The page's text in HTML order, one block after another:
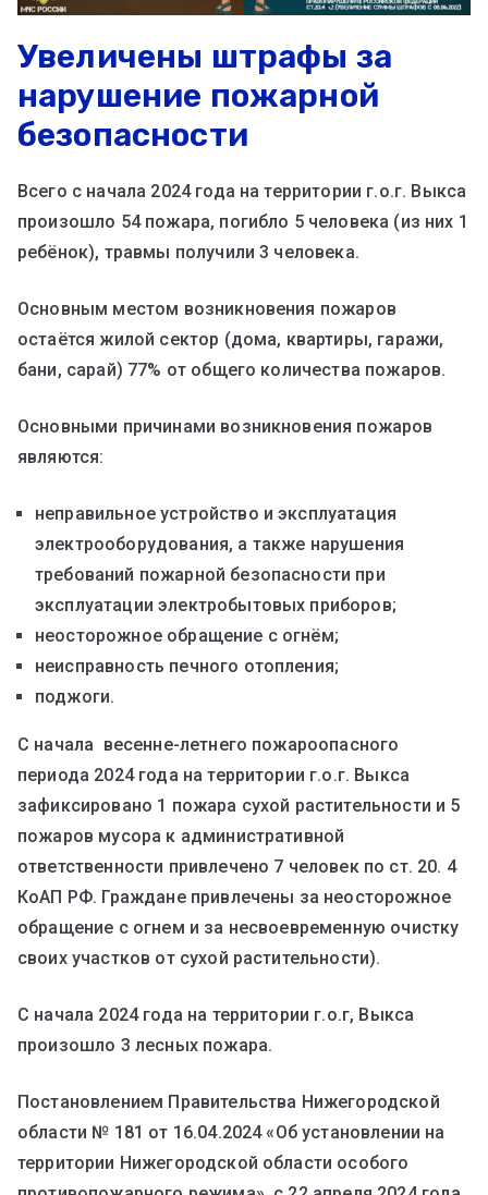
Увеличены штрафы за
нарушение пожарной
безопасности
Всего с начала 2024 года на территории г.о.г. Выкса
произошло 54 пожара, погибло 5 человека (из них 1
ребёнок), травмы получили 3 человека.
Основным местом возникновения пожаров
остаётся жилой сектор (дома, квартиры, гаражи,
бани, сарай) 77% от общего количества пожаров.
Основными причинами возникновения пожаров
являются:
неправильное устройство и эксплуатация
электрооборудования, а также нарушения
требований пожарной безопасности при
эксплуатации электробытовых приборов;
неосторожное обращение с огнём;
неисправность печного отопления;
поджоги.
С начала весенне-летнего пожароопасного
периода 2024 года на территории г.о.г. Выкса
зафиксировано 1 пожара сухой растительности и 5
пожаров мусора к административной
ответственности привлечено 7 человек по ст. 20. 4
КоАП РФ. Граждане привлечены за неосторожное
обращение с огнем и за несвоевременную очистку
своих участков от сухой растительности).
С начала 2024 года на территории г.о.г, Выкса
произошло 3 лесных пожара.
Постановлением Правительства Нижегородской
области № 181 от 16.04.2024 «Об установлении на
территории Нижегородской области особого